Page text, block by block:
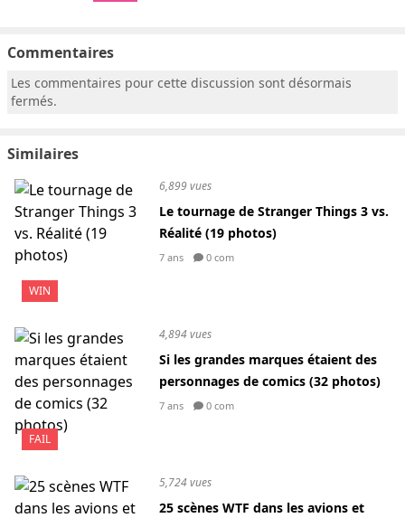
Commentaires
Les commentaires pour cette discussion sont désormais
fermés.
Similaires
WIN
6,899 vues
Le tournage de Stranger Things 3 vs.
Réalité (19 photos)
7 ans 0 com
FAIL
4,894 vues
Si les grandes marques étaient des
personnages de comics (32 photos)
7 ans 0 com
5,724 vues
25 scènes WTF dans les avions et